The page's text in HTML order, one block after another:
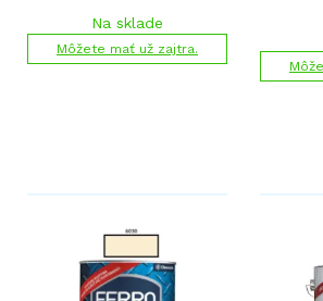
Na sklade
Môžete mať už zajtra.